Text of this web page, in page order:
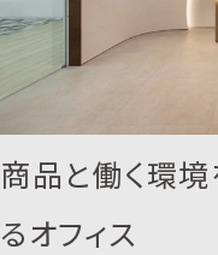
商品と働く環
るオフィス